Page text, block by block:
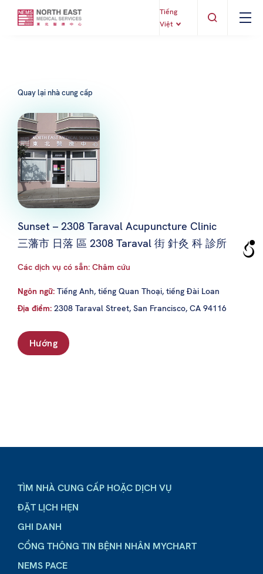
Tiếng
Việt
Quay lại nhà cung cấp
Sunset – 2308 Taraval Acupuncture Clinic
三藩市 日落 區 2308 Taraval 街 針灸 科 診所
Các dịch vụ có sẵn: Châm cứu
Ngôn ngữ: Tiếng Anh, tiếng Quan Thoại, tiếng Đài Loan
Địa điểm: 2308 Taraval Street, San Francisco, CA 94116
Hướng
TÌM NHÀ CUNG CẤP HOẶC DỊCH VỤ
ĐẶT LỊCH HẸN
GHI DANH
CỔNG THÔNG TIN BỆNH NHÂN MYCHART
NEMS PACE